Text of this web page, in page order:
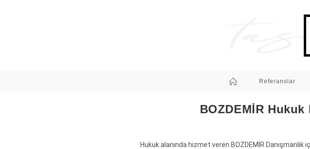
Referanslar
BOZDEMİR Hukuk
Hukuk alanında hizmet veren BOZDEMİR